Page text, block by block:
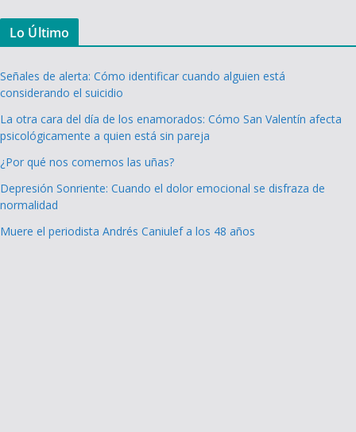
Lo Último
Señales de alerta: Cómo identificar cuando alguien está
considerando el suicidio
La otra cara del día de los enamorados: Cómo San Valentín afecta
psicológicamente a quien está sin pareja
¿Por qué nos comemos las uñas?
Depresión Sonriente: Cuando el dolor emocional se disfraza de
normalidad
Muere el periodista Andrés Caniulef a los 48 años